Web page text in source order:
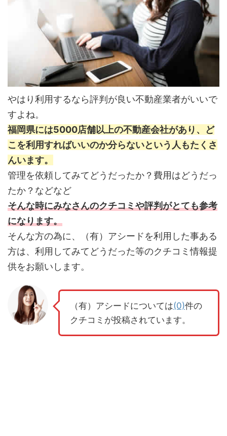
やはり利用するなら評判が良い不動産業者がいいで
すよね。
福岡県には5000店舗以上の不動産会社があり、ど
こを利用すればいいのか分らないという人もたくさ
んいます。
管理を依頼してみてどうだったか？費用はどうだっ
たか？などなど
そんな時にみなさんのクチコミや評判がとても参考
になります。
そんな方の為に、（有）アシードを利用した事ある
方は、利用してみてどうだった等のクチコミ情報提
供をお願いします。
（有）アシードについては(0)件の
クチコミが投稿されています。